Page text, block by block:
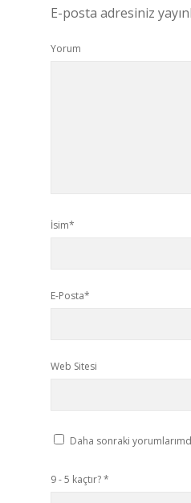
E-posta adresiniz
Yorum
İsim*
E-Posta*
Web Sitesi
Daha sonraki
9 - 5 kaçtır?*